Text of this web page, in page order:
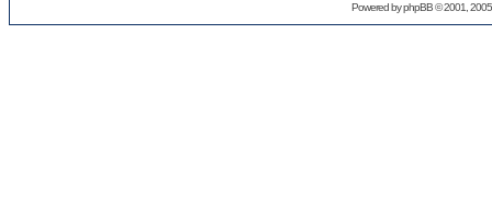
Powered byphpBB© 2001,